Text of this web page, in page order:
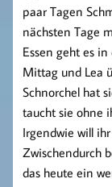
paar Tagen
nächsten Tage
Essen geht es
Mittag und Lea
Schnorchel hat
taucht sie ohne
Irgendwie will
Zwischendurch
das heute ein